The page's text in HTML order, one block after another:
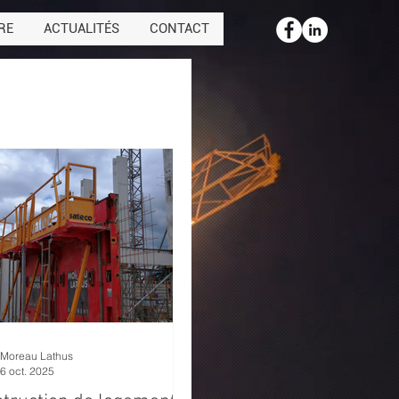
ACTUALITÉS CONTACT
Moreau Lathus
6 oct. 2025